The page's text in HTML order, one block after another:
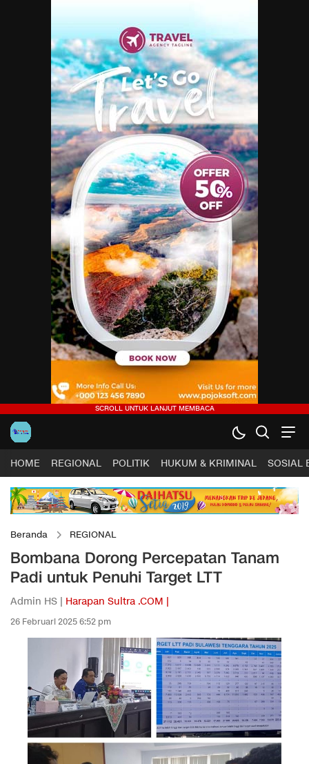
HOME REGIONAL POLITIK HUKUM & KRIMINAL SOSIAL
Beranda REGIONAL
Bombana Dorong Percepatan Tanam
Padi untuk Penuhi Target LTT
Admin HS | Harapan Sultra .COM |
26 Februari 2025 6:52 pm